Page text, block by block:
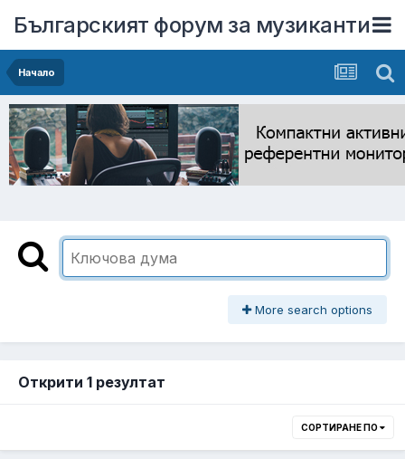
Българският форум за музиканти
Начало
More search options
Открити 1 резултат
СОРТИРАНЕ ПО